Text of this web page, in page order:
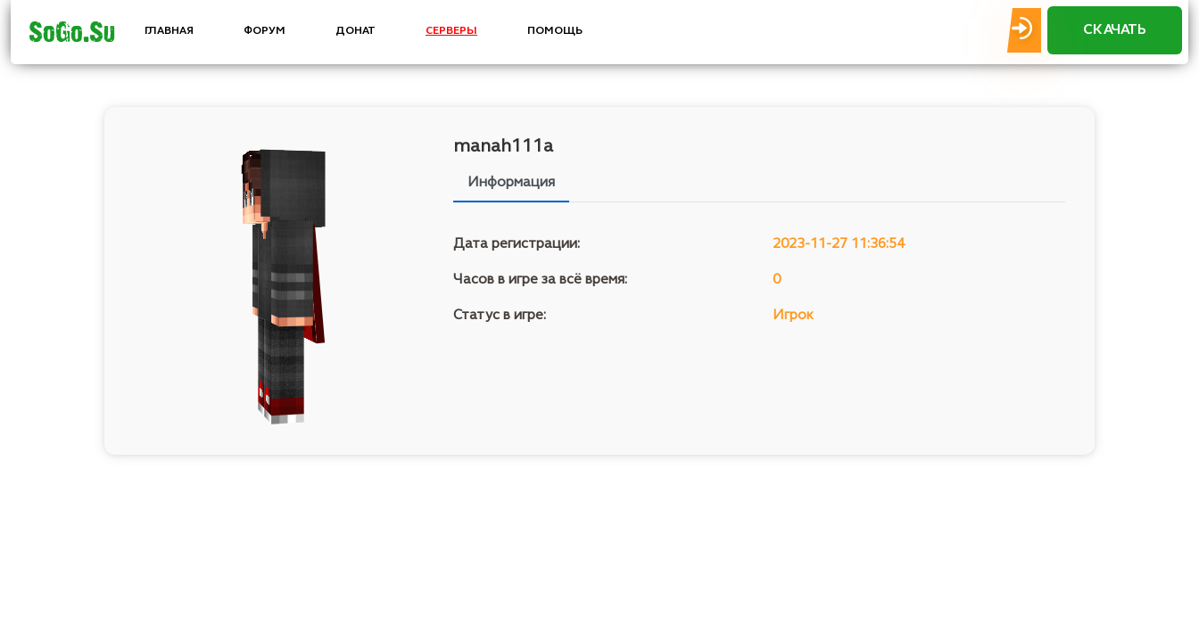
SoGo.Su ГЛАВНАЯ ФОРУМ ДОНАТ СЕРВЕРЫ ПОМОЩЬ СКАЧАТЬ
manah111a
Информация
Дата регистрации: 2023-11-27 11:36:54
Часов в игре за всё время: 0
Статус в игре: Игрок